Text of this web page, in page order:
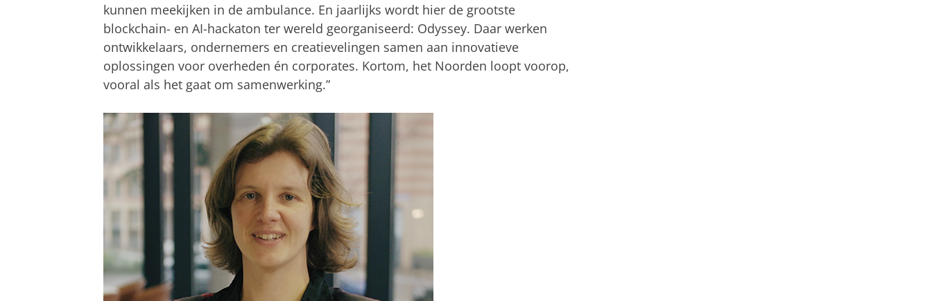
kunnen meekijken in de ambulance. En jaarlijks wordt hier de grootste
blockchain- en AI-hackaton ter wereld georganiseerd: Odyssey. Daar werken
ontwikkelaars, ondernemers en creatievelingen samen aan innovatieve
oplossingen voor overheden én corporates. Kortom, het Noorden loopt voorop,
vooral als het gaat om samenwerking.”